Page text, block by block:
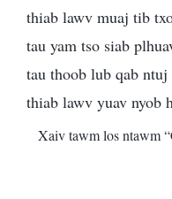
thiab lawv muaj tib
tau yam tso siab
tau thoob lub qab
thiab lawv yuav nyob
Xaiv tawm los ntawm